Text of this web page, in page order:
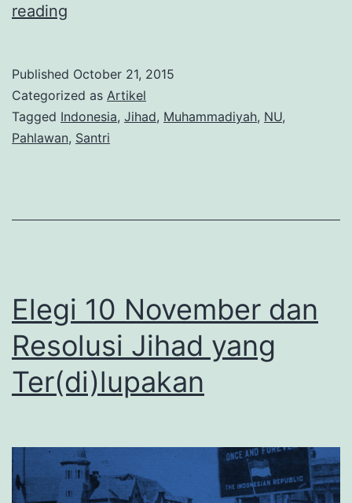
reading
Published October 21, 2015
Categorized as Artikel
Tagged Indonesia, Jihad, Muhammadiyah, NU,
Pahlawan, Santri
Elegi 10 November dan
Resolusi Jihad yang
Ter(di)lupakan